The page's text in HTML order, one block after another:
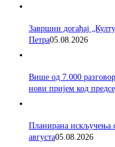
Завршни догађај
Петра05.08.2026
Више од 7.000
нови пријем код
Планирана искључења
августа05.08.2026